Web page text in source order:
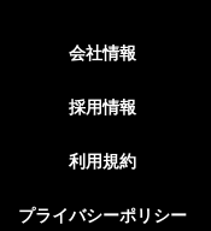
会社情報
採用情報
利用規約
プライバシーポリシー